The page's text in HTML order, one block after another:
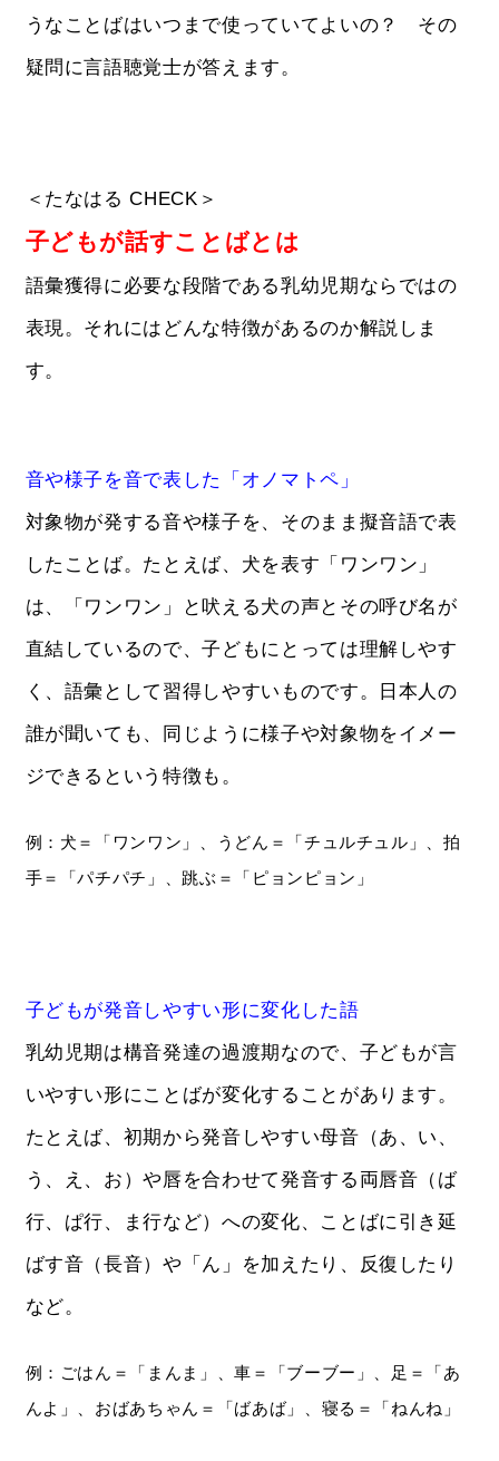
うなことばはいつまで使っていてよいの？ その
疑問に言語聴覚士が答えます。
＜たなはる CHECK＞
子どもが話すことばとは
語彙獲得に必要な段階である乳幼児期ならではの
表現。それにはどんな特徴があるのか解説しま
す。
音や様子を音で表した「オノマトペ」
対象物が発する音や様子を、そのまま擬音語で表
したことば。たとえば、犬を表す「ワンワン」
は、「ワンワン」と吠える犬の声とその呼び名が
直結しているので、子どもにとっては理解しやす
く、語彙として習得しやすいものです。日本人の
誰が聞いても、同じように様子や対象物をイメー
ジできるという特徴も。
例：犬＝「ワンワン」、うどん＝「チュルチュル」、拍
手＝「パチパチ」、跳ぶ＝「ピョンピョン」
子どもが発音しやすい形に変化した語
乳幼児期は構音発達の過渡期なので、子どもが言
いやすい形にことばが変化することがあります。
たとえば、初期から発音しやすい母音（あ、い、
う、え、お）や唇を合わせて発音する両唇音（ば
行、ぱ行、ま行など）への変化、ことばに引き延
ばす音（長音）や「ん」を加えたり、反復したり
など。
例：ごはん＝「まんま」、車＝「ブーブー」、足＝「あ
んよ」、おばあちゃん＝「ばあば」、寝る＝「ねんね」